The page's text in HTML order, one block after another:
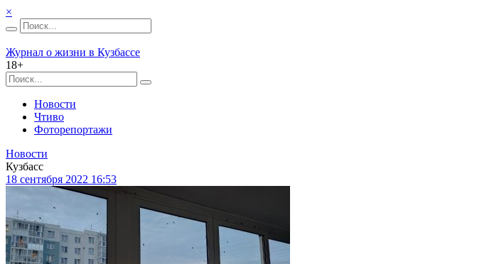
×
Журнал о жизни в Кузбассе
18+
Новости
Чтиво
Фоторепортажи
Новости
Кузбасс
18 сентября 2022 16:53